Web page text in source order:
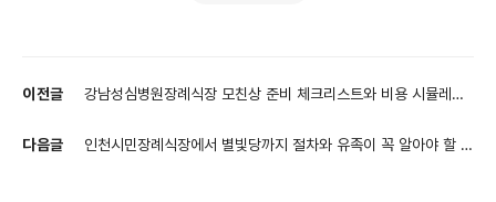
이전글
강남성심병원장례식장 모친상 준비 체크리스트와 비용 시뮬레이
다음글
인천시민장례식장에서 별빛당까지 절차와 유족이 꼭 알아야 할 실